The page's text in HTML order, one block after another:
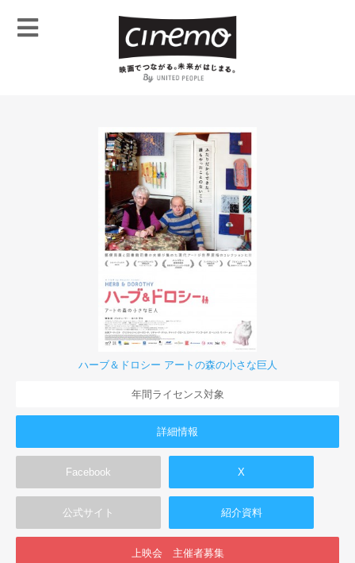
ハーブ＆ドロシー アートの森の小さな巨人
年間ライセンス対象
詳細情報
Facebook X
公式サイト 紹介資料
上映会 主催者募集